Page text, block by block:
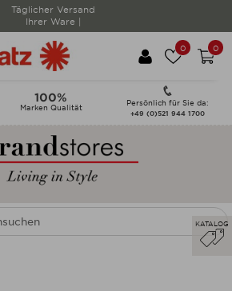
Täglicher Versand
Ihrer Ware |
0 0
100%
Marken Qualität
Persönlich für Sie da:
+49 (0)521 944 1700
KATALOG